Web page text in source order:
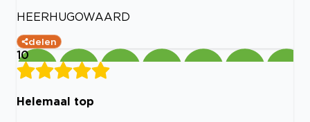
HEERHUGOWAARD
delen
10
Helemaal top